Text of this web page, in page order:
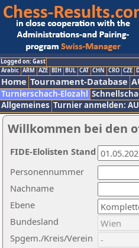
Logged on: Gast
Arabic ARM AZE BIH BUL CAT CHN CRO CZE
Home Tournament-Database
Turnierschach-Elozahl
Allgemeines Turnier anmelden:
Willkommen bei den
Nachname
Ebene
Personennummer
Bundesland
Spgem./Kreis/Verein
FIDE-Elolisten Stand